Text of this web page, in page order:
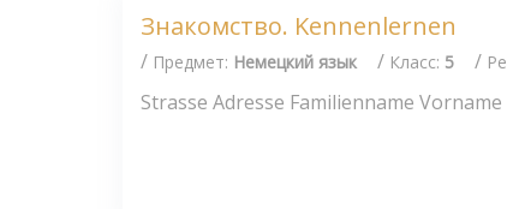
Знакомство. Kennenlernen
/ Предмет: Немецкий язык / Класс: 5 /
Strasse Adresse Familienname